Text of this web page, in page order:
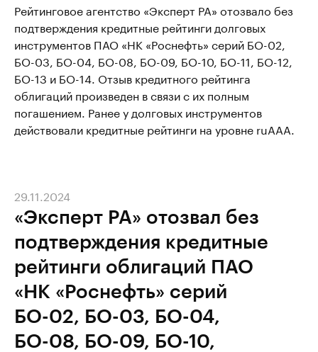
Рейтинговое агентство «Эксперт РА» отозвало без
подтверждения кредитные рейтинги долговых
инструментов ПАО «НК «Роснефть» серий БО-02,
БО-03, БО-04, БО-08, БО-09, БО-10, БО-11, БО-12,
БО-13 и БО-14. Отзыв кредитного рейтинга
облигаций произведен в связи с их полным
погашением. Ранее у долговых инструментов
действовали кредитные рейтинги на уровне ruААА.
«Эксперт РА» отозвал без
подтверждения кредитные
рейтинги облигаций ПАО
«НК «Роснефть» серий
БО-02, БО-03, БО-04,
БО-08, БО-09, БО-10,
29.11.2024